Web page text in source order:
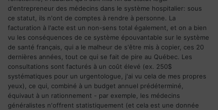
province, je pense qu'ils seront plus chaleureux et seront
mieux vous accueillir!
Tellement d'immigrés repartent c'est pas un hasard!
d'entrepreneur des médecins dans le système hospitalier: sous
ce statut, ils n'ont de comptes à rendre à personne. La
facturation à l'acte est un non-sens total également, et on a bien
vu les conséquences de ce système épouvantable sur le système
de santé français, qui a le malheur de s'être mis à copier, ces 20
dernières années, tout ce qui se fait de pire au Québec. Les
consultations sont facturés à un coût élevé (ex. 250$
systématiques pour un urgentologue, j'ai vu cela de mes propres
yeux), ce qui, combiné à un budget annuel prédéterminé,
équivaut à un rationnement - par exemple, les médecins
généralistes n'offrent statistiquement (et cela est une donnée